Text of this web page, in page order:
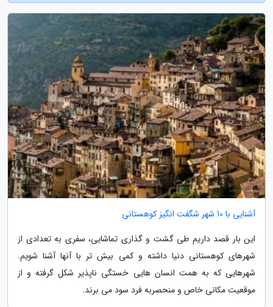
آشنایی با 10 شهر شگفت انگیز کوهستانی
این بار قصد داریم طی گشت و گذاری تماشایی، سفری به تعدادی از
شهرهای کوهستانی دنیا داشته و کمی بیش تر با آنها آشنا شویم.
شهرهایی که به همت انسان هایی خستگی ناپذیر شکل گرفته و از
موقعیت مکانی خاص و منحصربه فرد سود می برند.